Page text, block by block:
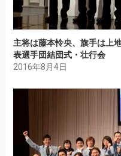
主将は藤本怜央、旗手は上
表選手団結団式・壮行会
2016年8月4日